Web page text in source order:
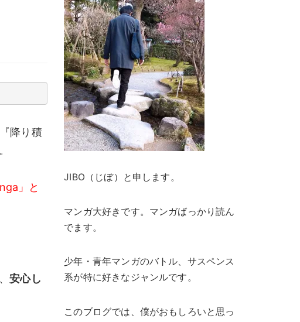
降り積
」と
安心し
JIBO（じぼ）と申します。
マンガ大好きです。マンガばっかり読ん
でます。
少年・青年マンガのバトル、サスペンス
系が特に好きなジャンルです。
このブログでは、僕がおもしろいと思っ